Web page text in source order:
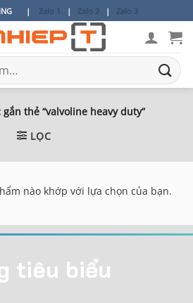
| Zalo 1 | Zalo 2| Zalo 3
thẻ “valvoline heavy duty”
LỌC
nào khớp với lựa chọn của bạn.
tiêu biểu